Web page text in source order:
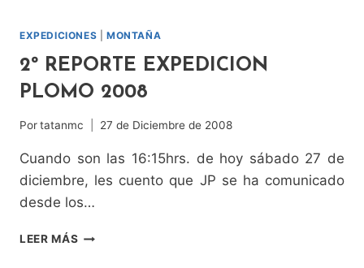
AL
EXPEDICIONES MONTAÑA
2º REPORTE EXPEDICION
PLOMO 2008
Portatanmc 27 de Diciembre de 2008
Cuando son las 16:15hrs. de hoy sábado 27 de
diciembre, les cuento que JP se ha comunicado
desde los…
LEER MÁS 2º